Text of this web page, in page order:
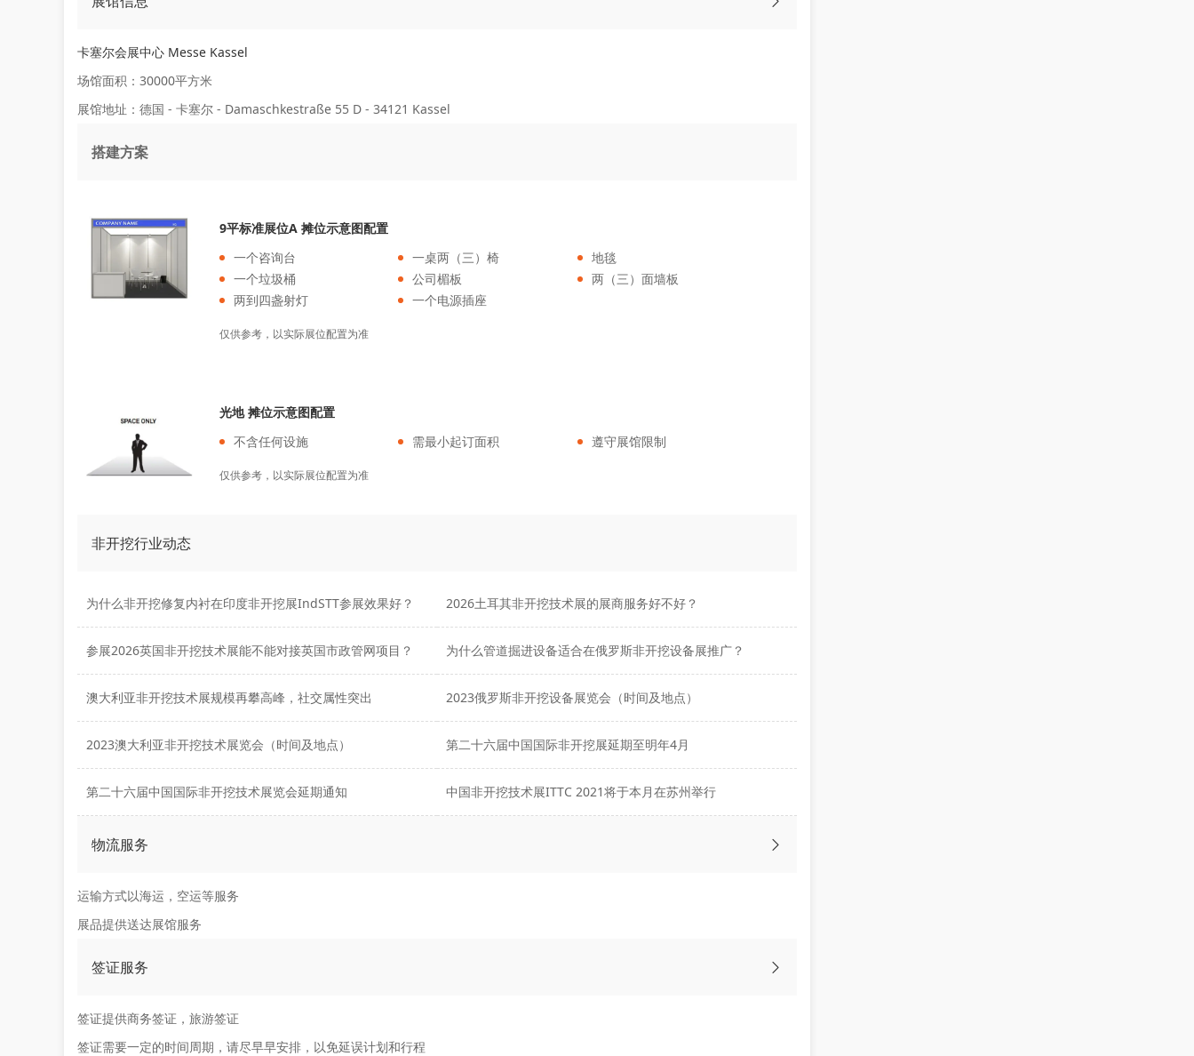
卡塞尔会展中心 Messe Kassel
场馆面积：30000平方米
展馆地址：德国 - 卡塞尔 - Damaschkestraße 55 D - 34121 Kassel
搭建方案
9平标准展位A 摊位示意图配置
一个咨询台
一桌两（三）椅
地毯
一个垃圾桶
公司楣板
两（三）面墙板
两到四盏射灯
一个电源插座
仅供参考，以实际展位配置为准
光地 摊位示意图配置
不含任何设施
需最小起订面积 遵守展馆限制
仅供参考，以实际展位配置为准
非开挖行业动态
为什么非开挖修复内衬在印度非开挖展IndSTT参展效果好？ 2026土耳其非开挖技术展的展商服务好不好？
参展2026英国非开挖技术展能不能对接英国市政管网项目？ 为什么管道掘进设备适合在俄罗斯非开挖设备展推广？
澳大利亚非开挖技术展规模再攀高峰，社交属性突出 2023俄罗斯非开挖设备展览会（时间及地点）
2023澳大利亚非开挖技术展览会（时间及地点） 第二十六届中国国际非开挖展延期至明年4月
第二十六届中国国际非开挖技术展览会延期通知 中国非开挖技术展ITTC 2021将于本月在苏州举行
物流服务
运输方式以海运，空运等服务
展品提供送达展馆服务
签证服务
签证提供商务签证，旅游签证
签证需要一定的时间周期，请尽早早安排，以免延误计划和行程